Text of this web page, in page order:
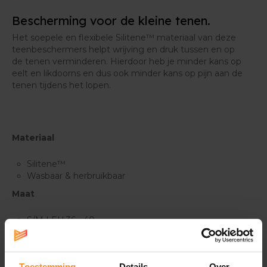
Bescherming voor de kleine tenen.
Het soepele en flexibele Silitene™ materiaal van deze
teenbeschermers helpt wrijving en druk tussen en op
de tenen verminderen. Hierdoor heb je minder kans op
eelt en likdoorns en dus ook minder kans op pijn aan de
tenen tijdens het lopen.
Materiaal
Silitene™
Wasbaar & herbruikbaar
Maat
S/M | EU 36 - 40
L/XL | EU 41 - 47
Inhoud| 4 wraps per verpakking